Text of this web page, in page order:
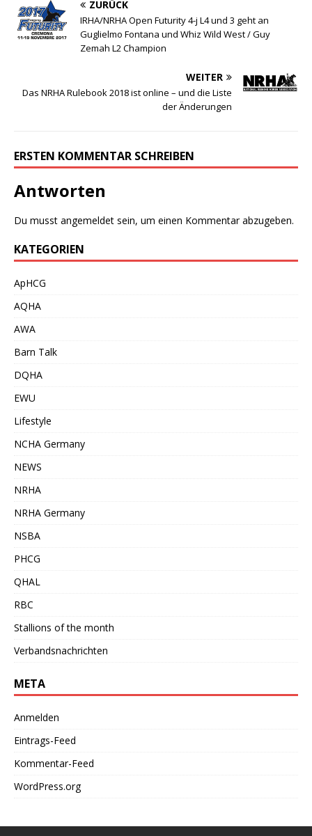
ZURÜCK
IRHA/NRHA Open Futurity 4-j L4 und 3 geht an
Guglielmo Fontana und Whiz Wild West / Guy
Zemah L2 Champion
WEITER
Das NRHA Rulebook 2018 ist online – und die Liste
der Änderungen
ERSTEN KOMMENTAR SCHREIBEN
Antworten
Du musst angemeldet sein, um einen Kommentar abzugeben.
KATEGORIEN
ApHCG
AQHA
AWA
Barn Talk
DQHA
EWU
Lifestyle
NCHA Germany
NEWS
NRHA
NRHA Germany
NSBA
PHCG
QHAL
RBC
Stallions of the month
Verbandsnachrichten
META
Anmelden
Eintrags-Feed
Kommentar-Feed
WordPress.org